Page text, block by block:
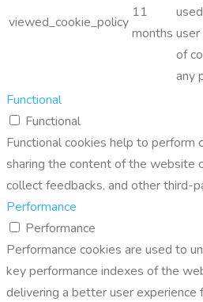
viewed_cookie_policy
11
months
of
any
Functional
Functional
Functional cookies help to perform
sharing the content of the website
collect feedbacks, and other third-
Performance
Performance
Performance cookies are used to
key performance indexes of the
delivering a better user experience